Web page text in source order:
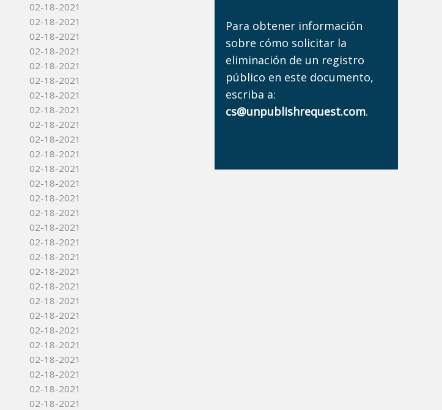
02-18-2021
02-18-2021
02-18-2021
02-18-2021
02-18-2021
02-18-2021
02-18-2021
02-18-2021
02-18-2021
02-18-2021
02-18-2021
02-18-2021
02-18-2021
02-18-2021
02-18-2021
02-18-2021
02-18-2021
02-18-2021
02-18-2021
02-18-2021
02-18-2021
02-18-2021
02-18-2021
02-18-2021
02-18-2021
02-18-2021
02-18-2021
02-18-2021
Para obtener información
sobre cómo solicitar la
eliminación de un registro
público en este documento,
escriba a:
cs@unpublishrequest.com.